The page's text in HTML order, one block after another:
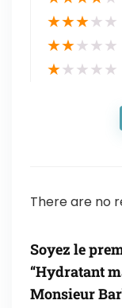
★★★★★
★★★★★
★★★★★
There are no
Soyez le
“Hydratant
Monsieur